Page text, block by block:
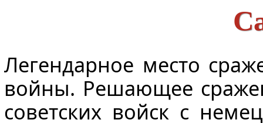
Легендарное место
войны. Решающее
советских войск с